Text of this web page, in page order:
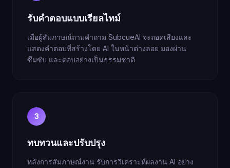
รับคำตอบแบบเรียลไทม์
เมื่อผู้สัมภาษณ์ถามคำถาม SubcueAI จะถอดเสียงและ
แสดงคำตอบที่สร้างโดย AI ในหน้าต่างลอย มองผ่าน
ซึมซับ และตอบอย่างเป็นธรรมชาติ
3
ทบทวนและปรับปรุง
หลังการสัมภาษณ์งาน รับการวิเคราะห์ผลงาน AI อย่าง